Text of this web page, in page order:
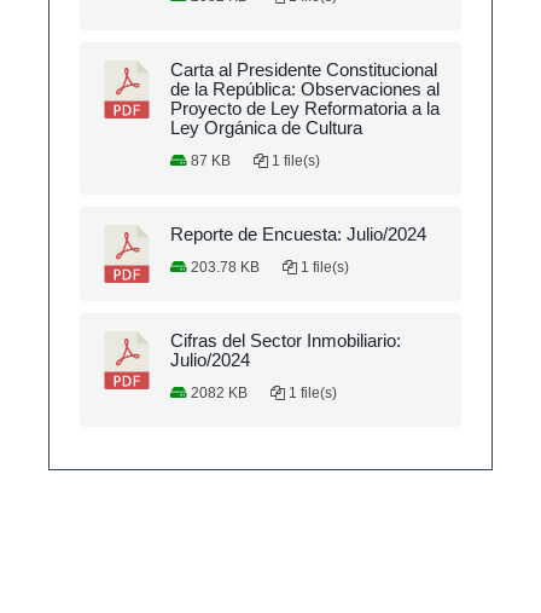
Carta al Presidente Constitucional
de la República: Observaciones al
Proyecto de Ley Reformatoria a la
Ley Orgánica de Cultura
87 KB 1 file(s)
Reporte de Encuesta: Julio/2024
203.78 KB 1 file(s)
Cifras del Sector Inmobiliario:
Julio/2024
2082 KB 1 file(s)